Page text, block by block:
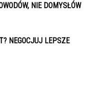
NIE DOMYSŁÓW
NEGOCJUJ LEPSZE